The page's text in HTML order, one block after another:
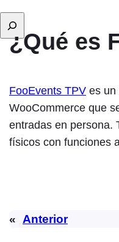
¿Qué es
FooEvents TPV es un
WooCommerce que
entradas en persona.
físicos con funciones
« Anterior